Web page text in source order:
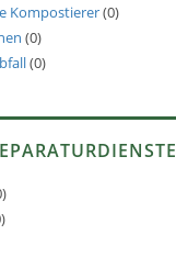
Kompostierer(0)
(0)
(0)